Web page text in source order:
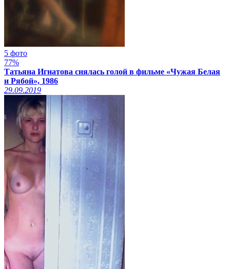
5 фото
77%
Татьяна Игнатова снялась голой в фильме «Чужая Белая
и Рябой», 1986
29.09.2019